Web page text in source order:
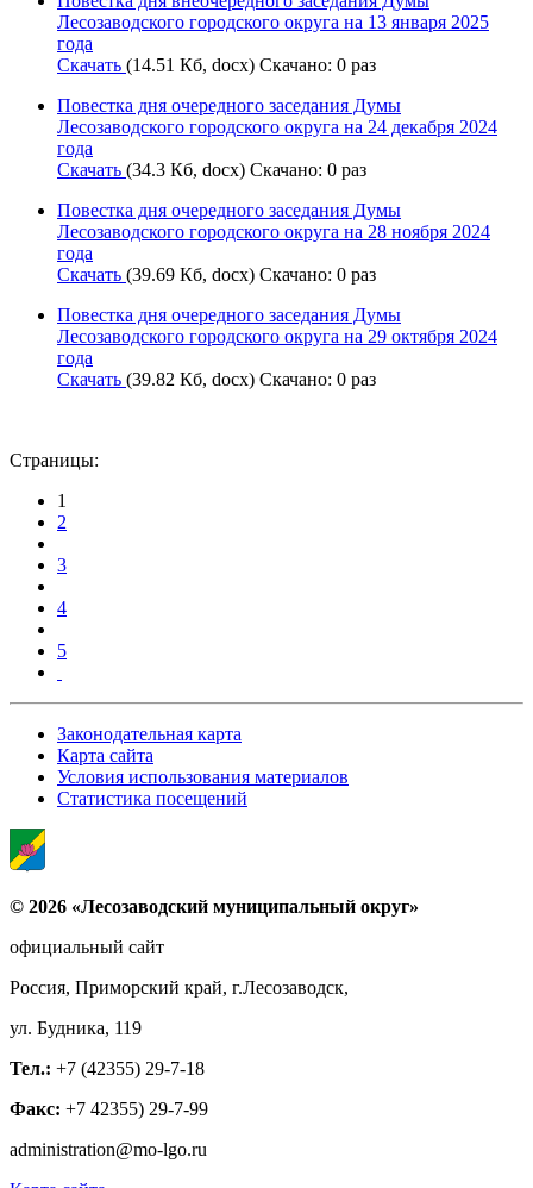
Лесозаводского городского округа на 13 января 2025
года
Скачать (14.51 Кб, docx) Скачано: 0 раз
Повестка дня очередного заседания Думы
Лесозаводского городского округа на 24 декабря 2024
года
Скачать (34.3 Кб, docx) Скачано: 0 раз
Повестка дня очередного заседания Думы
Лесозаводского городского округа на 28 ноября 2024
года
Скачать (39.69 Кб, docx) Скачано: 0 раз
Повестка дня очередного заседания Думы
Лесозаводского городского округа на 29 октября 2024
года
Скачать (39.82 Кб, docx) Скачано: 0 раз
Страницы:
1
2
3
4
5
Законодательная карта
Карта сайта
Условия использования материалов
Статистика посещений
© 2026 «Лесозаводский муниципальный округ»
официальный сайт
Россия, Приморский край, г.Лесозаводск,
ул. Будника, 119
Тел.: +7 (42355) 29-7-18
Факс: +7 42355) 29-7-99
administration@mo-lgo.ru